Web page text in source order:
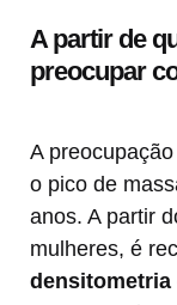
A partir de
preocupar
A
o pico de
anos. A partir
mulheres, é
densitometria